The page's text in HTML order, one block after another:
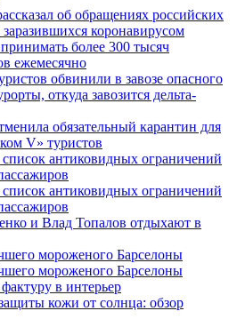
об обращениях российских
коронавирусом
более 300 тысяч
ежемесячно
обвинили в завозе опасного
откуда завозится дельта-
обязательный карантин для
V» туристов
антиковидных ограничений
антиковидных ограничений
и Влад Топалов отдыхают в
мороженого Барселоны
мороженого Барселоны
в интерьер
кожи от солнца: обзор